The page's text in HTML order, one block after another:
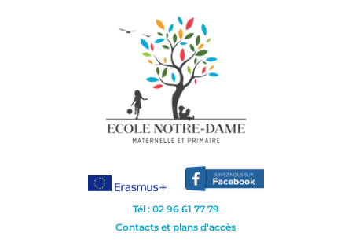
Tél : 02 96 61 77 79
Contacts et plans d'accès